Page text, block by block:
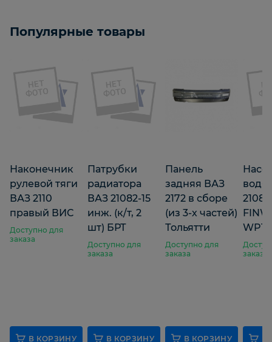
Популярные товары
Наконечник
рулевой тяги
ВАЗ 2110
правый ВИС
Доступно для
заказа
В КОРЗИНУ
Патрубки
радиатора
ВАЗ 21082-15
инж. (к/т, 2
шт) БРТ
Доступно для
заказа
В КОРЗИНУ
Панель
задняя ВАЗ
2172 в сборе
(из 3-х частей)
Тольятти
Доступно для
заказа
В КОРЗИНУ
2108
заказа